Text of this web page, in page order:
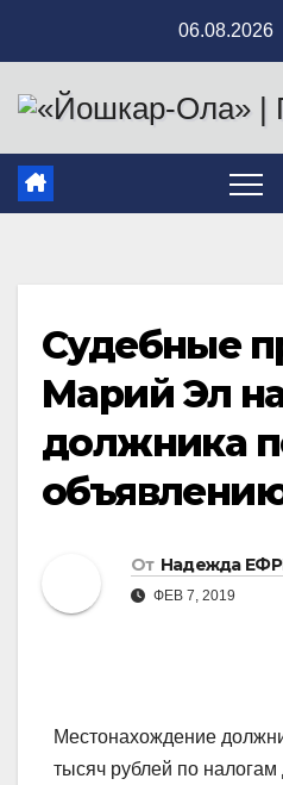
содержимому
06.08.2026
Судебные
Марий Эл
должника
От Надежда
ФЕВ 7, 2019
Местонахождение
тысяч рублей по